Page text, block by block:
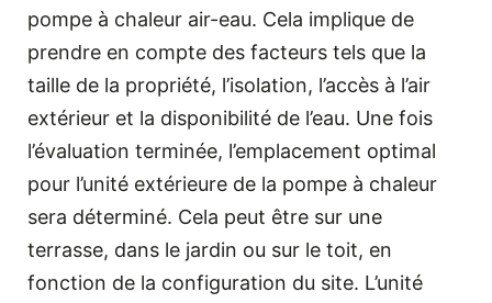
pompe à chaleur air-eau. Cela implique de
prendre en compte des facteurs tels que la
taille de la propriété, l’isolation, l’accès à l’air
extérieur et la disponibilité de l’eau. Une fois
l’évaluation terminée, l’emplacement optimal
pour l’unité extérieure de la pompe à chaleur
sera déterminé. Cela peut être sur une
terrasse, dans le jardin ou sur le toit, en
fonction de la configuration du site. L’unité